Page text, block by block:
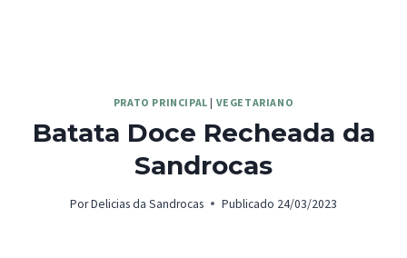
PRATO PRINCIPAL | VEGETARIANO
Batata Doce Recheada da
Sandrocas
PorDelicias da Sandrocas Publicado 24/03/2023